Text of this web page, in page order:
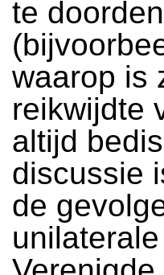
te
waarop is
reikwijdte
altijd
discussie
de